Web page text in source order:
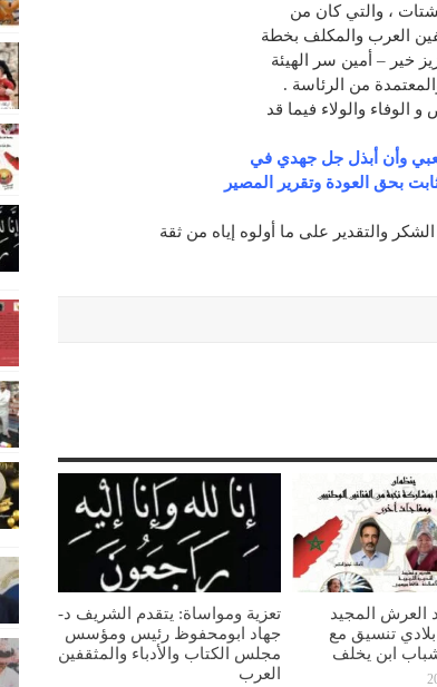
، والتي كان من
العرب والمكلف بخطة
خير – أمين سر الهيئة
من الرئاسة .
والولاء فيما قد
وأن أبذل جل جهدي في
بحق العودة وتقرير المصير
والتقدير على ما أولوه إياه من ثقة
العرش المجيد
تنسيق مع
ابن يخلف
تعزية ومواساة: يتقدم الشريف د-
جهاد ابومحفوظ رئيس ومؤسس
مجلس الكتاب والأدباء والمثقفين
العرب